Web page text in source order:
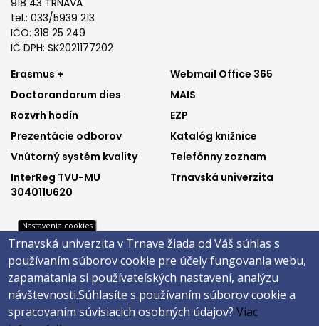
918 43 TRNAVA
tel.: 033/5939 213
IČO: 318 25 249
IČ DPH: SK2021177202
Footer
menu
1
Erasmus +
Doctorandorum dies
Rozvrh hodín
Prezentácie odborov
Vnútorný systém kvality
InterReg TVU-MU
304011U620
Footer
menu
2
Webmail Office 365
MAIS
EZP
Katalóg knižnice
Telefónny zoznam
Trnavská univerzita
Footer
menu
3
Katalóg knižnice
Telefónny zoznam
Trnavská univerzita
Footer
menu
4
E-shop
Facebook
Instagram
Youtube
Nastavenia cookies
Trnavská univerzita v Trnave žiada od Váš súhlas s
používaním súborov cookie pre účely fungovania webu,
zapamätania si používateľských nastavení, analýzu
návštevnosti.Súhlasíte s používaním súborov cookie a
spracovaním súvisiacich osobných údajov?Viac